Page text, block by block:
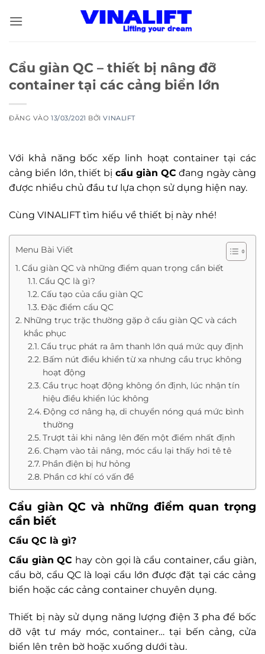
qua
Cẩu giàn QC – thiết bị nâng đỡ
container tại các cảng biển lớn
ĐĂNG VÀO13/03/2021 BỞIVINALIFT
Với khả năng bốc xếp linh hoạt container tại các
cảng biển lớn, thiết bị cẩu giàn QC đang ngày càng
được nhiều chủ đầu tư lựa chọn sử dụng hiện nay.
Cùng VINALIFT tìm hiểu về thiết bị này nhé!
Menu Bài Viết
Cẩu giàn QC và những điểm quan trọng cần biết
Cẩu QC là gì?
Cấu tạo của cẩu giàn QC
Đặc điểm cẩu QC
Những trục trặc thường gặp ở cẩu giàn QC và cách
khắc phục
Cẩu trục phát ra âm thanh lớn quá mức quy định
Bấm nút điều khiển từ xa nhưng cầu trục không
hoạt động
Cầu trục hoạt động không ổn định, lúc nhận tín
hiệu điều khiển lúc không
Động cơ nâng hạ, di chuyển nóng quá mức bình
thường
Trượt tải khi nâng lên đến một điểm nhất định
Chạm vào tải nâng, móc cẩu lại thấy hơi tê tê
Phần điện bị hư hỏng
Phần cơ khí có vấn đề
Cẩu giàn QC và những điểm quan trọng
cần biết
Cẩu QC là gì?
Cẩu giàn QC hay còn gọi là cẩu container, cẩu giàn,
cẩu bờ, cẩu QC là loại cẩu lớn được đặt tại các cảng
biển hoặc các cảng container chuyên dụng.
Thiết bị này sử dụng năng lượng điện 3 pha để bốc
dỡ vật tư máy móc, container… tại bến cảng, cửa
biển lên trên bờ hoặc xuống dưới tàu.